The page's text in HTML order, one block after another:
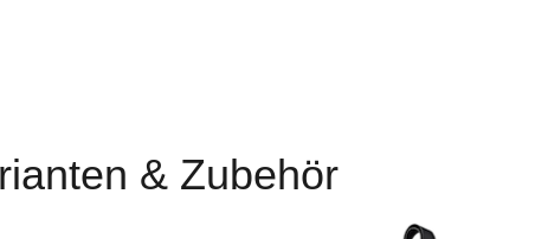
& Zubehör